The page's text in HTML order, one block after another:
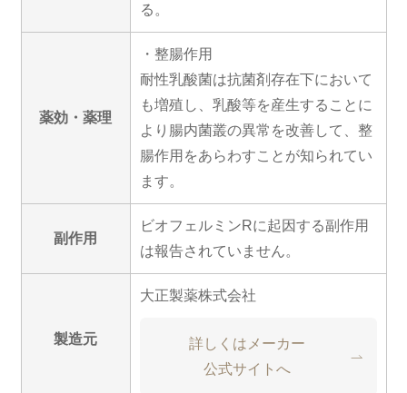
る。
薬効・薬理
・整腸作用
耐性乳酸菌は抗菌剤存在下において
も増殖し、乳酸等を産生することに
より腸内菌叢の異常を改善して、整
腸作用をあらわすことが知られてい
ます。
副作用
ビオフェルミンRに起因する副作用
は報告されていません。
製造元
大正製薬株式会社
詳しくはメーカー
公式サイトへ